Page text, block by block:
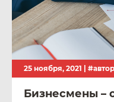
25 ноября, 2021 |
Бизнесмены –